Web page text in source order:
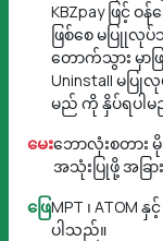
KBZpay ဖြင့်
ဖြစ်စေ မပြုုလု
တောက်သွား မှာ
Uninstall မပြု
မည် ကို နှိပ်ရပါမ
မေးဘောလုံးစတား
အသုံးပြုဖို့ အခြ
ဖြေMPT ၊ ATOM
ပါသည်။